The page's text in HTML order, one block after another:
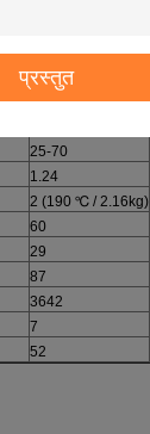
प्रस्तुत
पीएलए
25-70
1.24
2 (190 ℃ / 2.16kg)
60
29
87
3642
7
52